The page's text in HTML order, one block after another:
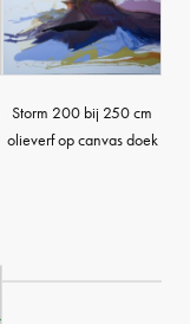
Storm 200 bij 250 cm
olieverf op canvas doek